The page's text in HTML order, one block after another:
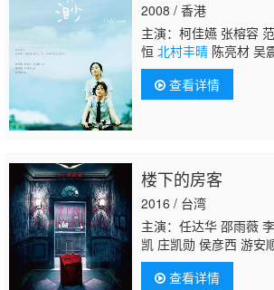
2008 / 香港
主演：柯佳嬿 张榕容
恒 北村丰晴陈亮材 吴
律 蔡信弘
查看详情
楼下的房客
2016 / 台湾
主演：任达华 邵雨薇
凯 庄凯勋 侯彦西 游安
安北村丰晴柯叔元 王
东 杜诗梅
查看详情